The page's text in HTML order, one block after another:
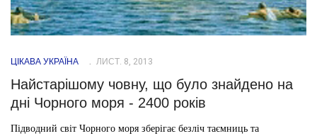
ЦІКАВА УКРАЇНА ЛИСТ. 8, 2013
Найстарішому човну, що було знайдено на
дні Чорного моря - 2400 років
Підводний світ Чорного моря зберігає безліч таємниць та